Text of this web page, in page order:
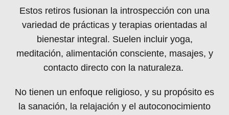
Estos retiros fusionan la introspección con una
variedad de prácticas y terapias orientadas al
bienestar integral. Suelen incluir yoga,
meditación, alimentación consciente, masajes, y
contacto directo con la naturaleza.
No tienen un enfoque religioso, y su propósito es
la sanación, la relajación y el autoconocimiento